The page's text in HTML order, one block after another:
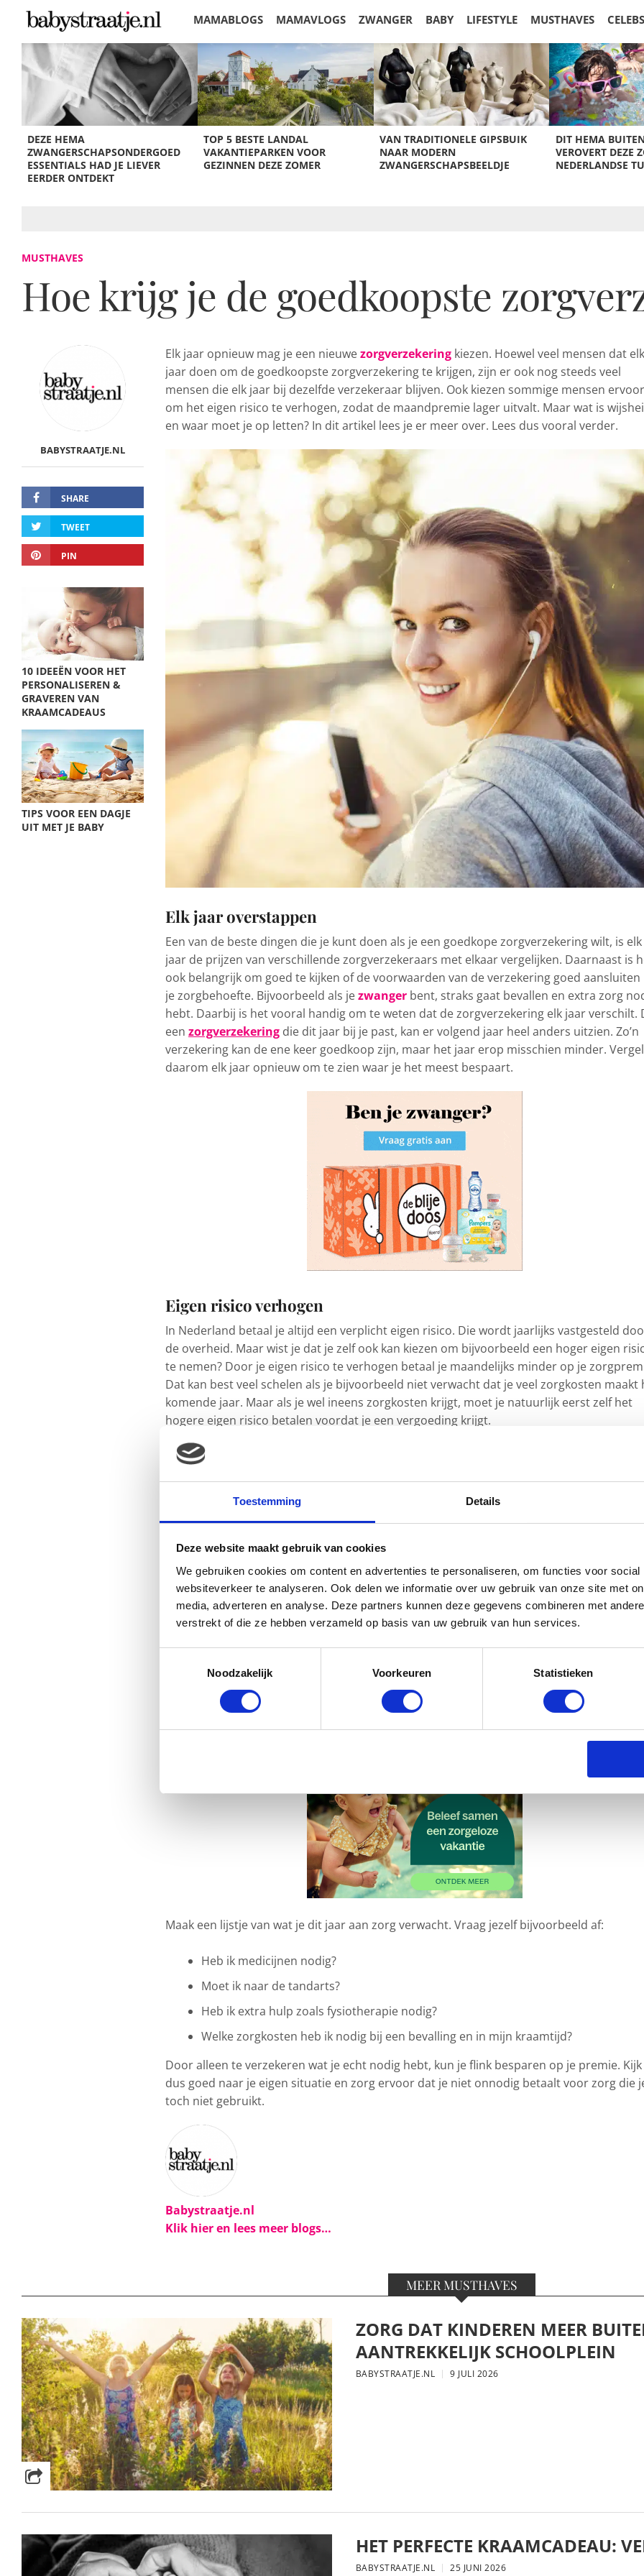
Toestemming Details
Deze website maakt gebruik van cookies
We gebruiken cookies om content en advertenties te personaliseren, om functies voor
websiteverkeer te analyseren. Ook delen we informatie over uw gebruik van onze site met
media, adverteren en analyse. Deze partners kunnen deze gegevens combineren met
verstrekt of die ze hebben verzameld op basis van uw gebruik van hun services.
Noodzakelijk
Voorkeuren Statistieken
MAMABLOGS MAMAVLOGS ZWANGER BABY LIFESTYLE MUSTHAVES CELEBS
KORTINGEN
DEZE HEMA
ZWANGERSCHAPSONDERGOED
ESSENTIALS HAD JE LIEVER
EERDER ONTDEKT
TOP 5 BESTE LANDAL
VAKANTIEPARKEN VOOR
GEZINNEN DEZE ZOMER
VAN TRADITIONELE GIPSBUIK
NAAR MODERN
ZWANGERSCHAPSBEELDJE
DIT HEMA
VEROVERT DEZE
NEDERLANDSE
MUSTHAVES
Hoe krijg je de goedkoopste
BABYSTRAATJE.NL
SHARE
TWEET
PIN
10 IDEEËN VOOR HET
PERSONALISEREN &
GRAVEREN VAN
KRAAMCADEAUS
TIPS VOOR EEN DAGJE
UIT MET JE BABY
Elk jaar opnieuw mag je een nieuwezorgverzekering kiezen. Hoewel veel mensen dat elk
jaar doen om de goedkoopste zorgverzekering te krijgen, zijn er ook nog steeds veel
mensen die elk jaar bij dezelfde verzekeraar blijven. Ook kiezen sommige mensen ervoor
om het eigen risico te verhogen, zodat de maandpremie lager uitvalt. Maar wat is
en waar moet je op letten? In dit artikel lees je er meer over. Lees dus vooral verder.
Elk jaar overstappen
Een van de beste dingen die je kunt doen als je een goedkope zorgverzekering wilt, is elk
jaar de prijzen van verschillende zorgverzekeraars met elkaar vergelijken. Daarnaast is
ook belangrijk om goed te kijken of de voorwaarden van de verzekering goed aansluiten
je zorgbehoefte. Bijvoorbeeld als jezwanger bent, straks gaat bevallen en extra zorg
hebt. Daarbij is het vooral handig om te weten dat de zorgverzekering elk jaar verschilt.
een zorgverzekering die dit jaar bij je past, kan er volgend jaar heel anders uitzien. Zo’n
verzekering kan de ene keer goedkoop zijn, maar het jaar erop misschien minder.
daarom elk jaar opnieuw om te zien waar je het meest bespaart.
Eigen risico verhogen
In Nederland betaal je altijd een verplicht eigen risico. Die wordt jaarlijks vastgesteld
de overheid. Maar wist je dat je zelf ook kan kiezen om bijvoorbeeld een hoger eigen
te nemen? Door je eigen risico te verhogen betaal je maandelijks minder op je
Dat kan best veel schelen als je bijvoorbeeld niet verwacht dat je veel zorgkosten maakt
komende jaar. Maar als je wel ineens zorgkosten krijgt, moet je natuurlijk eerst zelf het
hogere eigen risico betalen voordat je een vergoeding krijgt.
Collectieve korting regelen
Hoewel decollectieve verzekeringgrotendeels is afgeschaft, kun je bij sommige
werkgevers nog wel collectiviteitskorting toepassen. Soms maakt dit de verzekering wat
Kies wat bij je past
Het is belangrijk om een zorgverzekering te kiezen die past bij wat je nodig hebt. Veel
mensen verzekeren zich voor meer dan ze gebruiken. Dat is zonde van het geld. Denk
na over wat je verwacht nodig te hebben in het komende jaar.
kun je deze dingen uit je verzekering laten. Op die manier betaal je alleen voor zorg die
echt gebruikt.
Maak een lijstje van wat je dit jaar aan zorg verwacht. Vraag jezelf bijvoorbeeld af:
Heb ik medicijnen nodig?
Moet ik naar de tandarts?
Heb ik extra hulp zoals fysiotherapie nodig?
Welke zorgkosten heb ik nodig bij een bevalling en in mijn kraamtijd?
Door alleen te verzekeren wat je echt nodig hebt, kun je flink besparen op je premie. Kijk
dus goed naar je eigen situatie en zorg ervoor dat je niet onnodig betaalt voor zorg die
toch niet gebruikt.
Babystraatje.nl
Klik hier en lees meer blogs…
MEER MUSTHAVES
ZORG DAT KINDEREN MEER
AANTREKKELIJK SCHOOLPLEIN
BABYSTRAATJE.NL 9 JULI 2026
HET PERFECTE KRAAMCADEAU:
BABYSTRAATJE.NL 25 JUNI 2026